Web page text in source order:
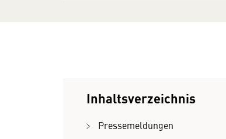
Inhaltsverzeichnis
Pressemeldungen